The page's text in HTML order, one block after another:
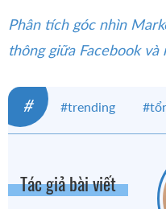
Phân tích góc nhìn
thông giữa Facebook
# #trending
#tin tức marketing
#chiến lược
#Marketing
Tác giả bài viết